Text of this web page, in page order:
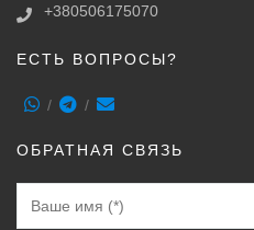
+380506175070
ЕСТЬ ВОПРОСЫ?
ОБРАТНАЯ СВЯЗЬ